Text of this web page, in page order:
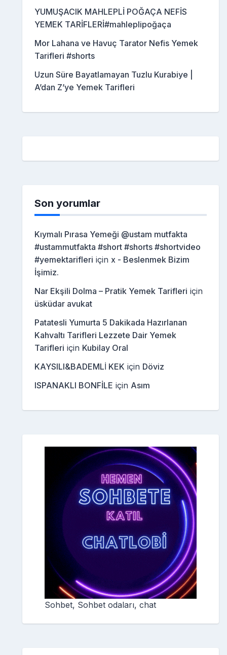
YUMUŞACIK MAHLEPLİ POĞAÇA NEFİS
YEMEK TARİFLERİ#mahleplipoğaça
Mor Lahana ve Havuç Tarator Nefis Yemek
Tarifleri #shorts
Uzun Süre Bayatlamayan Tuzlu Kurabiye |
A’dan Z’ye Yemek Tarifleri
Son yorumlar
Kıymalı Pırasa Yemeği @ustam mutfakta
#ustammutfakta #short #shorts #shortvideo
#yemektarifleri için x - Beslenmek Bizim
İşimiz.
Nar Ekşili Dolma – Pratik Yemek Tarifleri için
üsküdar avukat
Patatesli Yumurta 5 Dakikada Hazırlanan
Kahvaltı Tarifleri Lezzete Dair Yemek
Tarifleri için Kubilay Oral
KAYSILI&BADEMLİ KEK için Döviz
ISPANAKLI BONFİLE için Asım
Sohbet, Sohbet odaları, chat